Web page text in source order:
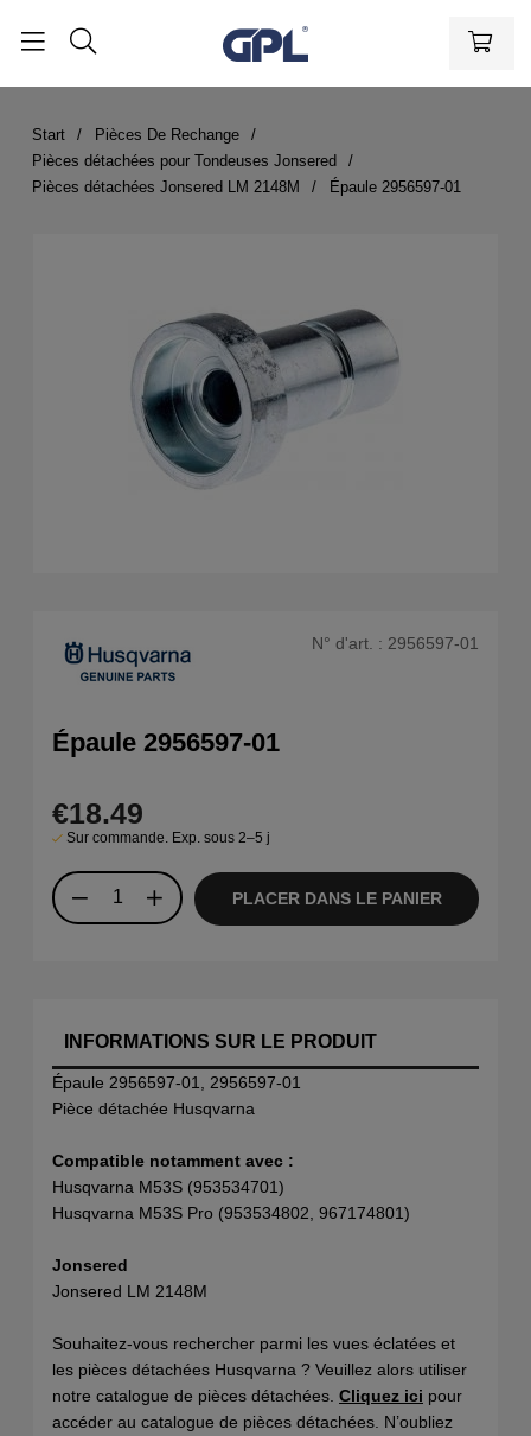
Start
Pièces De Rechange
Pièces détachées pour Tondeuses Jonsered
Pièces détachées Jonsered LM 2148M
Épaule 2956597-01
N° d'art. : 2956597-01
Épaule 2956597-01
€18.49
Sur commande. Exp. sous 2–5 j
PLACER DANS LE PANIER
INFORMATIONS SUR LE PRODUIT
Épaule 2956597-01, 2956597-01
Pièce détachée Husqvarna
Compatible notamment avec :
Husqvarna M53S (953534701)
Husqvarna M53S Pro (953534802, 967174801)
Jonsered
Jonsered LM 2148M
Souhaitez-vous rechercher parmi les vues éclatées et
les pièces détachées Husqvarna ? Veuillez alors utiliser
notre catalogue de pièces détachées. Cliquez ici pour
accéder au catalogue de pièces détachées. N’oubliez